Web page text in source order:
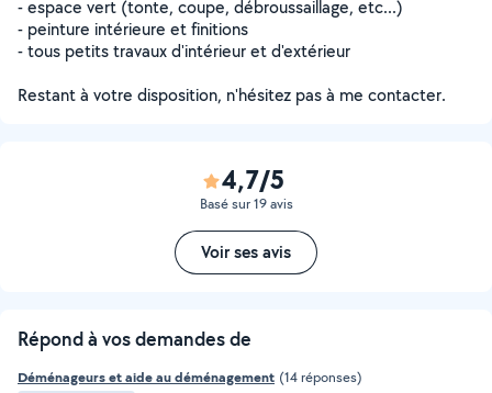
- espace vert (tonte, coupe, débroussaillage, etc...)
- peinture intérieure et finitions
- tous petits travaux d'intérieur et d'extérieur
Restant à votre disposition, n'hésitez pas à me contacter.
4,7/5
Basé sur 19 avis
Voir ses avis
Répond à vos demandes de
Déménageurs et aide au déménagement (14 réponses)